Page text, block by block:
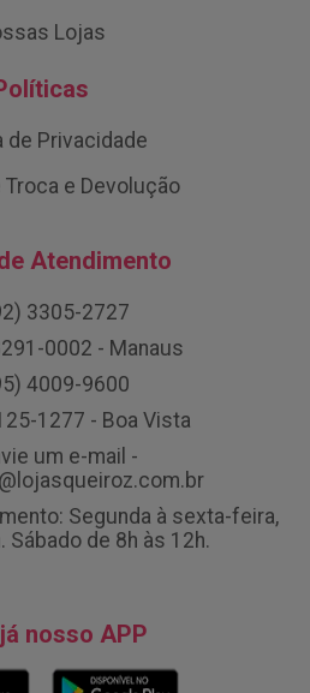
Lojas
de Privacidade
e Devolução
Atendimento
3305-2727
0002 - Manaus
4009-9600
1277 - Boa Vista
um e-mail -
Segunda à sexta-feira,
Sábado de 8h às 12h.
nosso APP